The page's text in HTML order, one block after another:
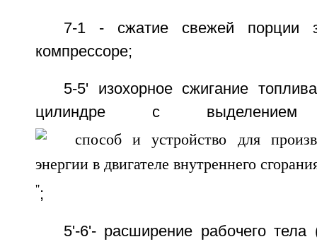
7-1 - сжатие свежей порции
компрессоре;
5-5' изохорное сжигание
цилиндре с
'';
5'-6'- расширение рабочего тела